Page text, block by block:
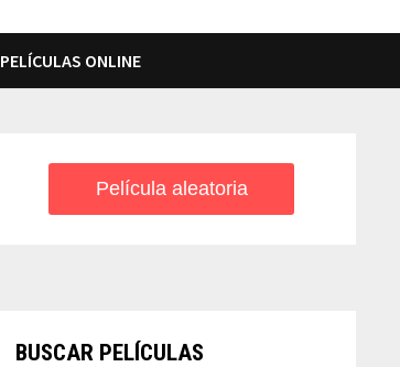
PELÍCULAS ONLINE
Película aleatoria
BUSCAR PELÍCULAS